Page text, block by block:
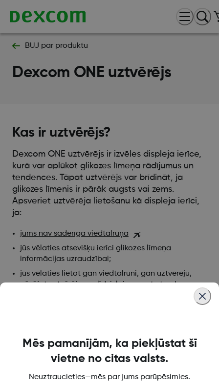
BUJ par produktu
Dexcom ONE uztvērējs
Kas ir uztvērējs?
Dexcom ONE uztvērējs ir izvēles displeja ierīce,
kurā var aplūkot glikozes līmeņa rādījumus un
tendences. Tāpat uztvērējs var brīdināt, ja
glikozes līmenis ir pārāk augsts vai zems.
Apsveriet uztvērēja lietošanu kā displeja ierīci,
ja:
jums nav saderīga viedtālruņa
;
jūs vēlaties atsevišķu ierīci glikozes līmeņa
informācijas uzraudzībai;
jūs vēlaties lietot gan viedtālruni, gan uztvērēju,
nēsājot uztvērēju sev līdzi, lai saņemtu trauksmes
Was this article helpful?
Mēs pamanījām, ka piekļūstat šī
vietne no citas valsts.
Neuztraucieties—mēs par jums parūpēsimies.